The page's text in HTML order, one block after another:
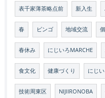
表千家薄茶略点前 新入生
春 ビンゴ 地域交流
春休み にじいろMARCHE
食文化 健康づくり にじ
技術周東区 NIJIIRONOBA